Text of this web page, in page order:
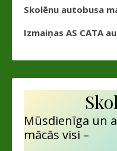
Skolēnu autobusa
Izmaiņas AS CATA
Mūsdienīga un
mācās visi –